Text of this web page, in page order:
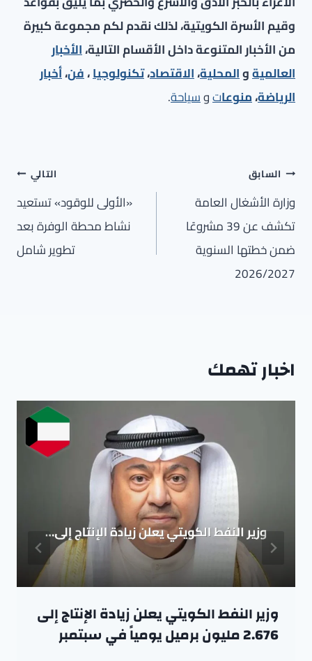
وقيم الأسرة الكويتية، لذلك نقدم لكم مجموعة كبيرة
من الأخبار المتنوعة داخل الأقسام التالية،الأخبار
العالميةوالمحلية،الاقتصاد،تكنولوجيا،فن،أخبار
الرياضة،منوعاتوسياحة.
تصفّح
المقالات
السابق
وزارة الأشغال العامة
تكشف عن 39 مشروعًا
ضمن خطتها السنوية
2026/2027
التالي
«الأولى للوقود» تستعيد
نشاط محطة الوفرة بعد
تطوير شامل
اخبار تهمك
وزير النفط الكويتي يعلن زيادة الإنتاج إلى
2.676 مليون برميل يومياً في سبتمبر